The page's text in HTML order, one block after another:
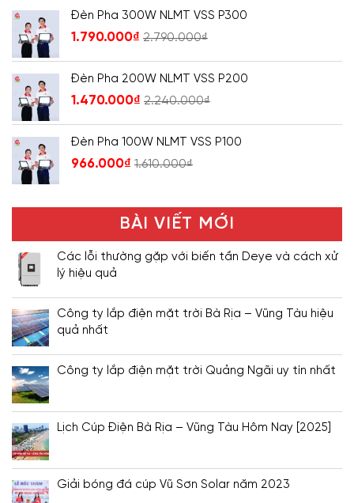
Đèn Pha 300W NLMT VSS P300
1.790.000₫ 2.790.000₫
Đèn Pha 200W NLMT VSS P200
1.470.000₫ 2.240.000₫
Đèn Pha 100W NLMT VSS P100
966.000₫ 1.610.000₫
BÀI VIẾT MỚI
Các lỗi thường gặp với biến tần Deye và cách xử
lý hiệu quả
Công ty lắp điện mặt trời Bà Rịa – Vũng Tàu hiệu
quả nhất
Công ty lắp điện mặt trời Quảng Ngãi uy tín nhất
Lịch Cúp Điện Bà Rịa – Vũng Tàu Hôm Nay [2025]
Giải bóng đá cúp Vũ Sơn Solar năm 2023